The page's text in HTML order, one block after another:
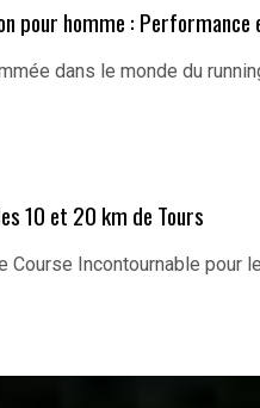
pour homme :
dans le monde du
10 et 20 km de Tours
Course Incontournable pour